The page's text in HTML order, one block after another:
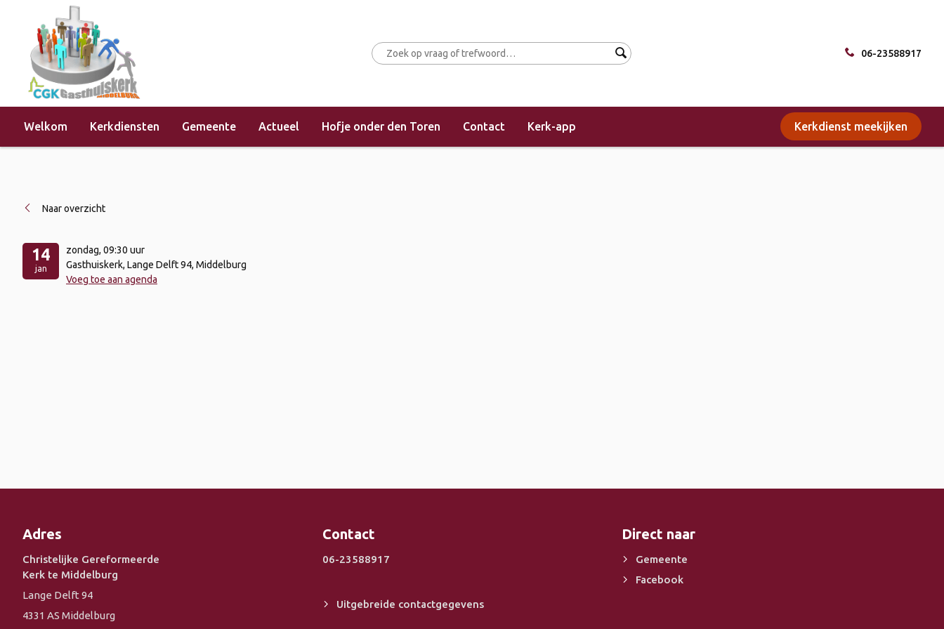
06-23588917
Welkom Kerkdiensten Gemeente Actueel Hofje onder den Toren Contact Kerk-app Kerkdienst meekijken
Home »Evenementen »Kerkdienst (morgendienst)
Naar overzicht
14
jan
zondag, 09:30 uur
Gasthuiskerk, Lange Delft 94, Middelburg
Voeg toe aan agenda
Adres
Christelijke Gereformeerde
Kerk te Middelburg
Lange Delft 94
4331 AS Middelburg
Contact
06-23588917
Uitgebreide contactgegevens
Direct naar
Gemeente
Facebook